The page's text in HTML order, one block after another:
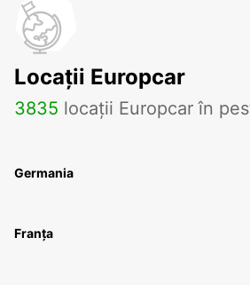
Locații Europcar
3835 locații Europcar în
Germania
Franța